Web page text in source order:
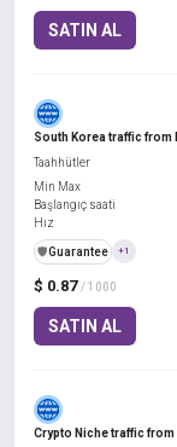
SATIN AL
South Korea traffic from
$ 0.87 / 1000
SATIN AL
Taahhütler
Min Max
Başlangıç saati
Hız
️🛡️Guarantee +1
Crypto Niche traffic from